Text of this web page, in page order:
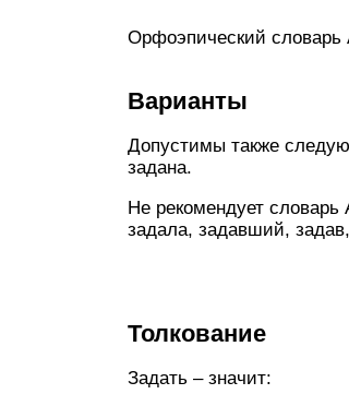
Орфоэпический словарь
Варианты
Допустимы также
задана.
Не рекомендует
задала, задавший,
Толкование
Задать – значит: